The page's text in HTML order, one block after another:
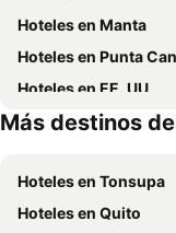
Hoteles en Manta
Hoteles en Punta
Hoteles en EE. UU.
Hoteles en Lima
Más destinos
Hoteles en Tonsupa
Hoteles en Quito